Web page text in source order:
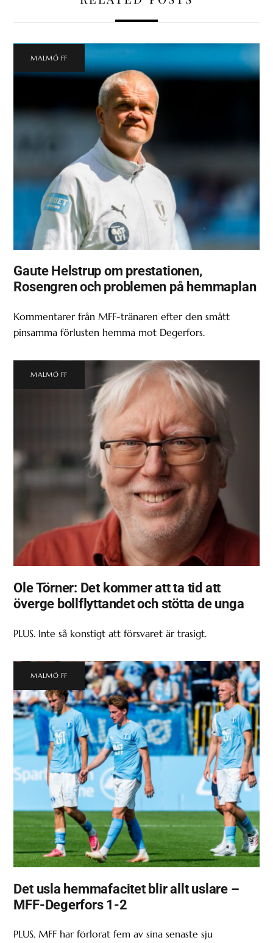
MALMÖ FF
Gaute Helstrup om prestationen,
Rosengren och problemen på hemmaplan
Kommentarer från MFF-tränaren efter den smått
pinsamma förlusten hemma mot Degerfors.
MALMÖ FF
Ole Törner: Det kommer att ta tid att
överge bollflyttandet och stötta de unga
PLUS. Inte så konstigt att försvaret är trasigt.
MALMÖ FF
Det usla hemmafacitet blir allt uslare –
MFF-Degerfors 1-2
PLUS. MFF har förlorat fem av sina senaste sju